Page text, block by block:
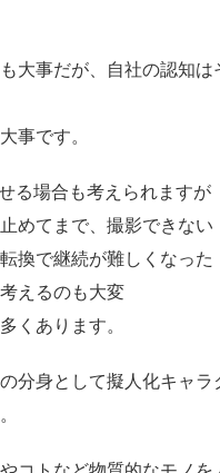
大事だが、自社の認知は
事です。
る場合も考えられますが
めてまで、撮影できない
換で継続が難しくなった
えるのも大変
くあります。
分身として擬人化キャ